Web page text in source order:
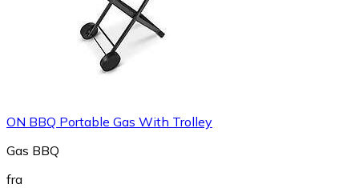
ON BBQ Portable Gas With Trolley
Gas BBQ
fra